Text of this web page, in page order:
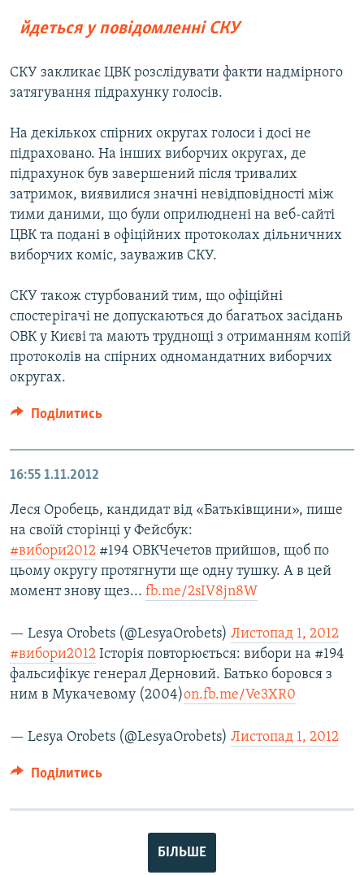
йдеться у повідомленні СКУ
СКУ закликає ЦВК розслідувати факти надмірного
затягування підрахунку голосів.
На декількох спірних округах голоси і досі не
підраховано. На інших виборчих округах, де
підрахунок був завершений після тривалих
затримок, виявилися значні невідповідності між
тими даними, що були оприлюднені на веб-сайті
ЦВК та подані в офіційних протоколах дільничних
виборчих коміс, зауважив СКУ.
СКУ також стурбований тим, що офіційні
спостерігачі не допускаються до багатьох засідань
ОВК у Києві та мають труднощі з отриманням копій
протоколів на спірних одномандатних виборчих
округах.
Поділитись
16:55 1.11.2012
Леся Оробець, кандидат від «Батьківщини», пише
на своїй сторінці у Фейсбук:
#вибори2012 #194 ОВКЧечетов прийшов, щоб по
цьому округу протягнути ще одну тушку. А в цей
момент знову щез... fb.me/2sIV8jn8W
— Lesya Orobets (@LesyaOrobets) Листопад 1, 2012
#вибори2012 Історія повторюється: вибори на #194
фальсифікує генерал Дерновий. Батько боровся з
ним в Мукачевому (2004)on.fb.me/Ve3XR0
— Lesya Orobets (@LesyaOrobets) Листопад 1, 2012
Поділитись
БІЛЬШЕ